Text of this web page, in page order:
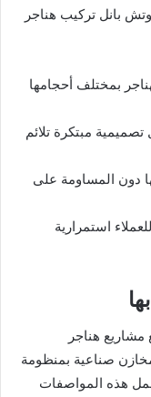
بانل تركيب هناجر
بمختلف أحجامها
مبتكرة تلائم
دون المساومة على
استمرارية
هناجر
صناعية بمنظومة
هذه المواصفات